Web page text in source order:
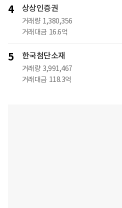
4 상상인증권
거래량 1,380,356
거래대금 16.6억
5 한국첨단소재
거래량 3,991,467
거래대금 118.3억